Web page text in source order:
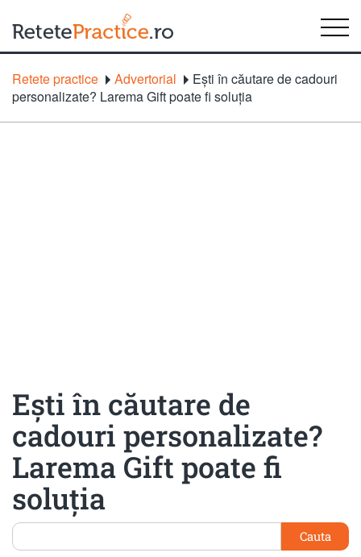
Retete practice Advertorial
Ești în căutare de cadouri
personalizate? Larema Gift poate fi soluția
Ești în căutare de
cadouri personalizate?
Larema Gift poate fi
soluția
Cauta